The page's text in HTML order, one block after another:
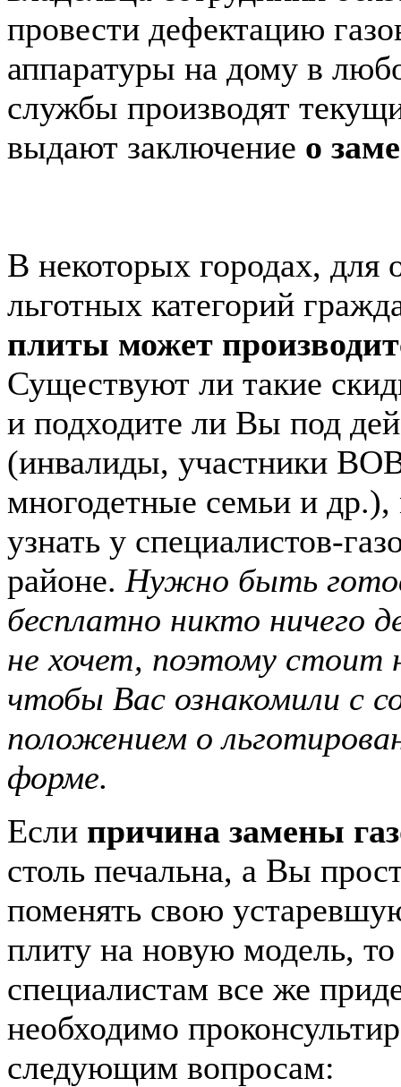
провести дефектацию
аппаратуры на дому в
службы производят
выдают заключение о
В некоторых городах, для
льготных категорий
плиты может
Существуют ли такие
и подходите ли Вы под
(инвалиды, участники
многодетные семьи и
узнать у специалистов-
районе. Нужно быть
бесплатно никто ничего
не хочет, поэтому
чтобы Вас ознакомили с
положением о
форме.
Если причина замены
столь печальна, а Вы
поменять свою
плиту на новую модель, то
специалистам все же
необходимо
следующим вопросам: